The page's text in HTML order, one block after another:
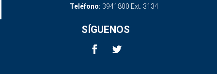
Teléfono: 3941800 Ext. 3134
SÍGUENOS